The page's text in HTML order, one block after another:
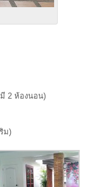
2 ห้องนอน)
ม)